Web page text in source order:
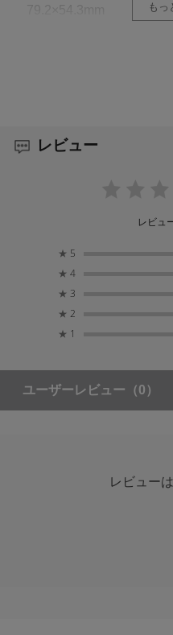
もっ
レビュー
レビュ
★ 5
★ 4
★ 3
★ 2
★ 1
ユーザーレビュー （0）
レビュー